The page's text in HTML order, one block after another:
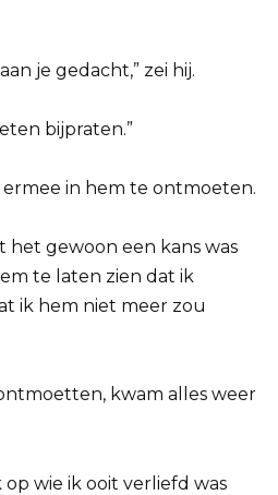
je gedacht,” zei hij.
bijpraten.”
in hem te ontmoeten.
gewoon een kans was
te laten zien dat ik
ik hem niet meer zou
kwam alles weer
wie ik ooit verliefd was